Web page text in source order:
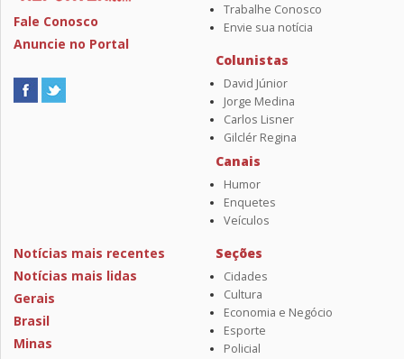
Fale Conosco
Anuncie no Portal
Trabalhe Conosco
Envie sua notícia
Colunistas
David Júnior
Jorge Medina
Carlos Lisner
Gilclér Regina
Canais
Humor
Enquetes
Veículos
Notícias mais recentes
Notícias mais lidas
Gerais
Brasil
Minas
Seções
Cidades
Cultura
Economia e Negócio
Esporte
Policial